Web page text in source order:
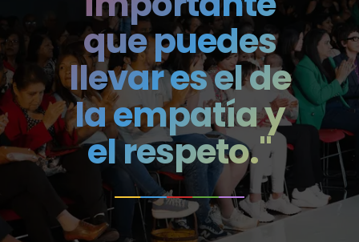
que puedes
llevar es el de
la empatía y
el respeto."